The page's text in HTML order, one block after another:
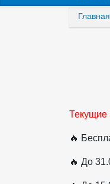
Главная
Текущие
🔥
🔥 До